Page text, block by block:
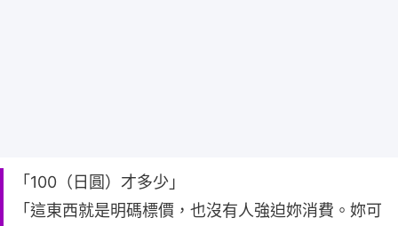
「100（日圓）才多少」
「這東西就是明碼標價，也沒有人強迫妳消費。妳可